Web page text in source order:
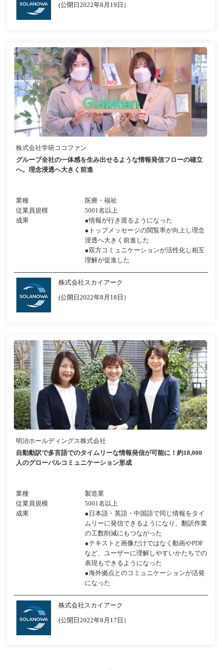
(公開日2022年8月19日）
株式会社学研ココファン
グループ全社の一体感を生み出せるような情報発信フローの確立
へ。理念浸透へ大きく前進
業種
医療・福祉
従業員規模
5001名以上
成果
●情報が行き渡るようになった
●トップメッセージの閲覧率が向上し理念
浸透へ大きく前進した
●双方コミュニケーションが活性化し相互
理解が促進した
株式会社スカイアーク
(公開日2022年8月18日）
明治ホールディングス株式会社
自動動訳で多言語でのタイムリーな情報発信が可能に！約18,000
人のグローバルコミュニケーション形成
業種
製造業
従業員規模
5001名以上
成果
●日本語・英語・中国語で同じ情報をタイ
ムリーに発信できるようになり、翻訳作業
の工数削減にもつながった
●テキストと画像だけではなく動画やPDF
など、ユーザーに理解しやすいかたちでの
表現もできるようになった
●海外拠点とのコミュニケーションが活発
になった
株式会社スカイアーク
(公開日2022年8月17日）